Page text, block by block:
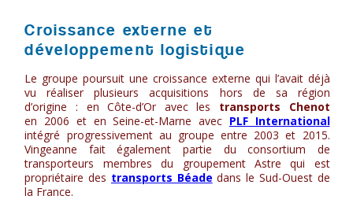
Croissance externe et
développement logistique
Le groupe poursuit une croissance externe qui l’avait déjà
vu réaliser plusieurs acquisitions hors de sa région
d’origine : en Côte-d’Or avec les transports Chenot
en 2006 et en Seine-et-Marne avec PLF International
intégré progressivement au groupe entre 2003 et 2015.
Vingeanne fait également partie du consortium de
transporteurs membres du groupement Astre qui est
propriétaire des transports Béade dans le Sud-Ouest de
la France.